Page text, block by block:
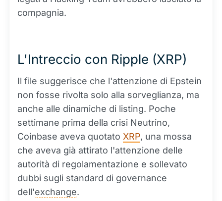
compagnia.
L'Intreccio con Ripple (XRP)
Il file suggerisce che l'attenzione di Epstein
non fosse rivolta solo alla sorveglianza, ma
anche alle dinamiche di listing. Poche
settimane prima della crisi Neutrino,
Coinbase aveva quotato XRP, una mossa
che aveva già attirato l'attenzione delle
autorità di regolamentazione e sollevato
dubbi sugli standard di governance
dell'exchange.